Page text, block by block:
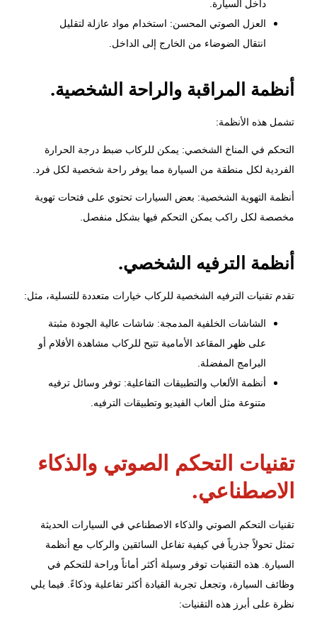
داخل السيارة.
العزل الصوتي المحسن: استخدام مواد عازلة لتقليل
انتقال الضوضاء من الخارج إلى الداخل.
أنظمة المراقبة والراحة الشخصية.
تشمل هذه الأنظمة:
التحكم في المناخ الشخصي: يمكن للركاب ضبط درجة الحرارة
الفردية لكل منطقة من السيارة مما يوفر راحة شخصية لكل فرد.
أنظمة التهوية الشخصية: بعض السيارات تحتوي على فتحات تهوية
مخصصة لكل راكب يمكن التحكم فيها بشكل منفصل.
أنظمة الترفيه الشخصي.
تقدم تقنيات الترفيه الشخصية للركاب خيارات متعددة للتسلية، مثل:
الشاشات الخلفية المدمجة: شاشات عالية الجودة مثبتة
على ظهر المقاعد الأمامية تتيح للركاب مشاهدة الأفلام أو
البرامج المفضلة.
أنظمة الألعاب والتطبيقات التفاعلية: توفر وسائل ترفيه
متنوعة مثل ألعاب الفيديو وتطبيقات الترفيه.
تقنيات التحكم الصوتي والذكاء
الاصطناعي.
تقنيات التحكم الصوتي والذكاء الاصطناعي في السيارات الحديثة
تمثل تحولاً جذرياً في كيفية تفاعل السائقين والركاب مع أنظمة
السيارة. هذه التقنيات توفر وسيلة أكثر أماناً وراحة للتحكم في
وظائف السيارة، وتجعل تجربة القيادة أكثر تفاعلية وذكاءً. فيما يلي
نظرة على أبرز هذه التقنيات: